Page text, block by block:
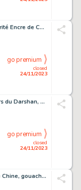
Théodore Poussin - Marie Vérité Encre de Chine sur...
closed
24/11/2023
go premium
Trolls de Troy - Les prisonniers du Darshan, volume...
closed
24/11/2023
go premium
Ticonderoga Lavis d'encre de Chine, gouache blanche...